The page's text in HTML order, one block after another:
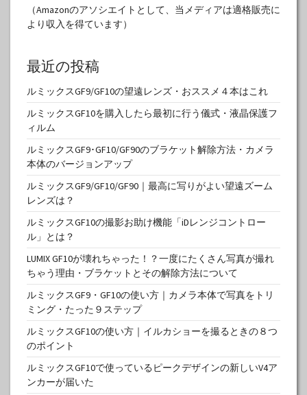
（Amazonのアソシエイトとして、当メディアは適格販売に
より収入を得ています）
最近の投稿
ルミックスGF9/GF10の望遠レンズ・おススメ４本はこれ
ルミックスGF10を購入したら最初に行う儀式・液晶保護フ
ィルム
ルミックスGF9･GF10/GF90のブラケット解除方法・カメラ
本体のバージョンアップ
ルミックスGF9/GF10/GF90｜最高に写りがよい望遠ズーム
レンズは？
ルミックスGF10の撮影お助け機能「iDレンジコントロー
ル」とは？
LUMIX GF10が壊れちゃった！？一度にたくさん写真が撮れ
ちゃう理由・ブラケットとその解除方法について
ルミックスGF9・GF10の使い方｜カメラ本体で写真をトリ
ミング・たった９ステップ
ルミックスGF10の使い方｜イルカショーを撮るときの８つ
のポイント
ルミックスGF10で使っているピークデザインの新しいV4ア
ンカーが届いた